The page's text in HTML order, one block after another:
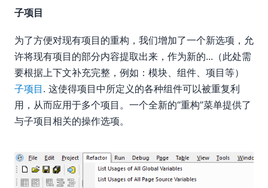
子项目
为了方便对现有项目的重构，我们增加了一个新选项，允
许将现有项目的部分内容提取出来，作为新的...（此处需
要根据上下文补充完整，例如：模块、组件、项目等）
子项目 . 这使得项目中所定义的各种组件可以被重复利
用，从而应用于多个项目。一个全新的“重构”菜单提供了
与子项目相关的操作选项。